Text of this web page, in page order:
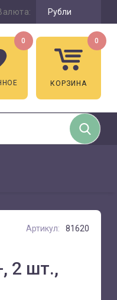
Рубли
0
КОРЗИНА
0
Артикул: 81620
2 шт.,